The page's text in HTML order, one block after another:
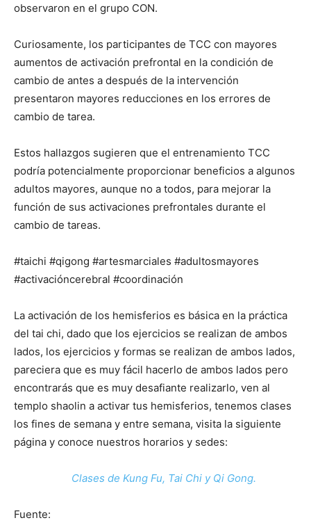
observaron en el grupo CON.
Curiosamente, los participantes de TCC con mayores
aumentos de activación prefrontal en la condición de
cambio de antes a después de la intervención
presentaron mayores reducciones en los errores de
cambio de tarea.
Estos hallazgos sugieren que el entrenamiento TCC
podría potencialmente proporcionar beneficios a algunos
adultos mayores, aunque no a todos, para mejorar la
función de sus activaciones prefrontales durante el
cambio de tareas.
#taichi #qigong #artesmarciales #adultosmayores
#activacióncerebral #coordinación
La activación de los hemisferios es básica en la práctica
del tai chi, dado que los ejercicios se realizan de ambos
lados, los ejercicios y formas se realizan de ambos lados,
pareciera que es muy fácil hacerlo de ambos lados pero
encontrarás que es muy desafiante realizarlo, ven al
templo shaolin a activar tus hemisferios, tenemos clases
los fines de semana y entre semana, visita la siguiente
página y conoce nuestros horarios y sedes:
Clases de Kung Fu, Tai Chi y Qi Gong.
Fuente: